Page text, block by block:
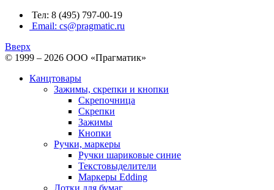
Тел: 8 (495) 797-00-19
Email: cs@pragmatic.ru
Вверх
© 1999 – 2026 ООО «Прагматик»
Канцтовары
Зажимы, скрепки и кнопки
Скрепочница
Скрепки
Зажимы
Кнопки
Ручки, маркеры
Ручки шариковые синие
Текстовыделители
Маркеры Edding
Лотки для бумаг